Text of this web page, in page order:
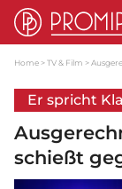
Home TV & Film
Er spricht
schießt